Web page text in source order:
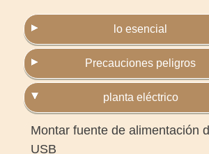
lo esencial
Precauciones peligros
planta eléctrico
Montar fuente de alimentación
USB